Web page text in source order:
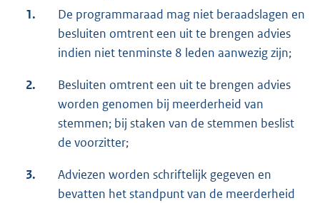
1.
De programmaraad mag niet beraadslagen en
besluiten omtrent een uit te brengen advies
indien niet tenminste 8 leden aanwezig zijn;
2.
Besluiten omtrent een uit te brengen advies
worden genomen bij meerderheid van
stemmen; bij staken van de stemmen beslist
de voorzitter;
3.
Adviezen worden schriftelijk gegeven en
bevatten het standpunt van de meerderheid